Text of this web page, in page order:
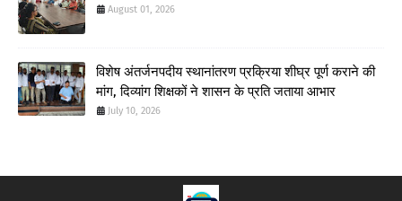
August 01, 2026
विशेष अंतर्जनपदीय स्थानांतरण प्रक्रिया शीघ्र पूर्ण कराने की
मांग, दिव्यांग शिक्षकों ने शासन के प्रति जताया आभार
July 10, 2026